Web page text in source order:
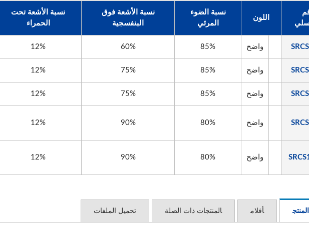
اللون
نسبة الضوء
المرئي
نسبة الأشعة فوق
البنفسجية
نسبة الأشعة تحت
الحمراء
واضح 85%
60%
12%
واضح 85%
75%
12%
واضح 85%
75%
12%
واضح 80%
90%
12%
واضح 80%
90%
12%
المنتج أفلام المنتجات ذات الصلة تحميل الملفات